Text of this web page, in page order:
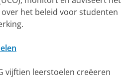
over het beleid voor studenten
vijftien leerstoelen creëeren